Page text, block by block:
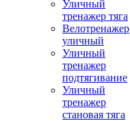
Уличный
тренажер тяга
Велотренажер
уличный
Уличный
тренажер
подтягивание
Уличный
тренажер
становая тяга